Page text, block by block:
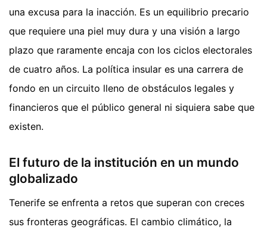
una excusa para la inacción. Es un equilibrio precario
que requiere una piel muy dura y una visión a largo
plazo que raramente encaja con los ciclos electorales
de cuatro años. La política insular es una carrera de
fondo en un circuito lleno de obstáculos legales y
financieros que el público general ni siquiera sabe que
existen.
El futuro de la institución en un mundo
globalizado
Tenerife se enfrenta a retos que superan con creces
sus fronteras geográficas. El cambio climático, la